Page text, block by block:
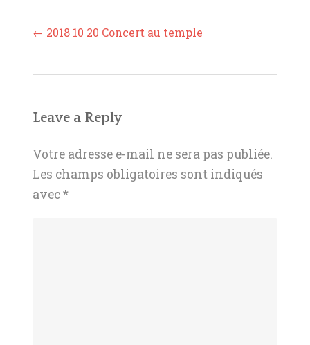
Post
← 2018 10 20 Concert au temple
Leave a Reply
Votre adresse e-mail ne sera pas publiée.
Les champs obligatoires sont indiqués
avec*